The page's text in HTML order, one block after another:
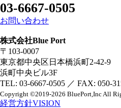
03-6667-0505
お問い合わせ
株式会社Blue Port
〒103-0007
東京都中央区日本橋浜町2-42-9
浜町中央ビル3F
TEL: 03-6667-0505 ／ FAX: 050-
Copyright ©2019-2026 BluePort,IncAll
経営方針VISION